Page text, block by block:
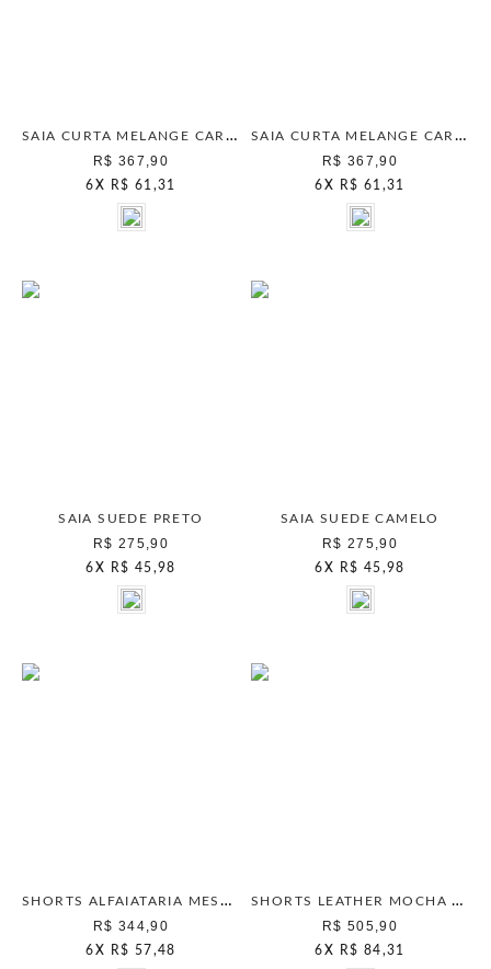
SAIA CURTA MELANGE CARAMELO
R$ 367,90
6 X R$ 61,31
SAIA CURTA MELANGE CARVALHO
R$ 367,90
6 X R$ 61,31
SAIA SUEDE PRETO
R$ 275,90
6 X R$ 45,98
SAIA SUEDE CAMELO
R$ 275,90
6 X R$ 45,98
SHORTS ALFAIATARIA MESCLA
R$ 344,90
6 X R$ 57,48
SHORTS LEATHER MOCHA MOUSSE
R$ 505,90
6 X R$ 84,31